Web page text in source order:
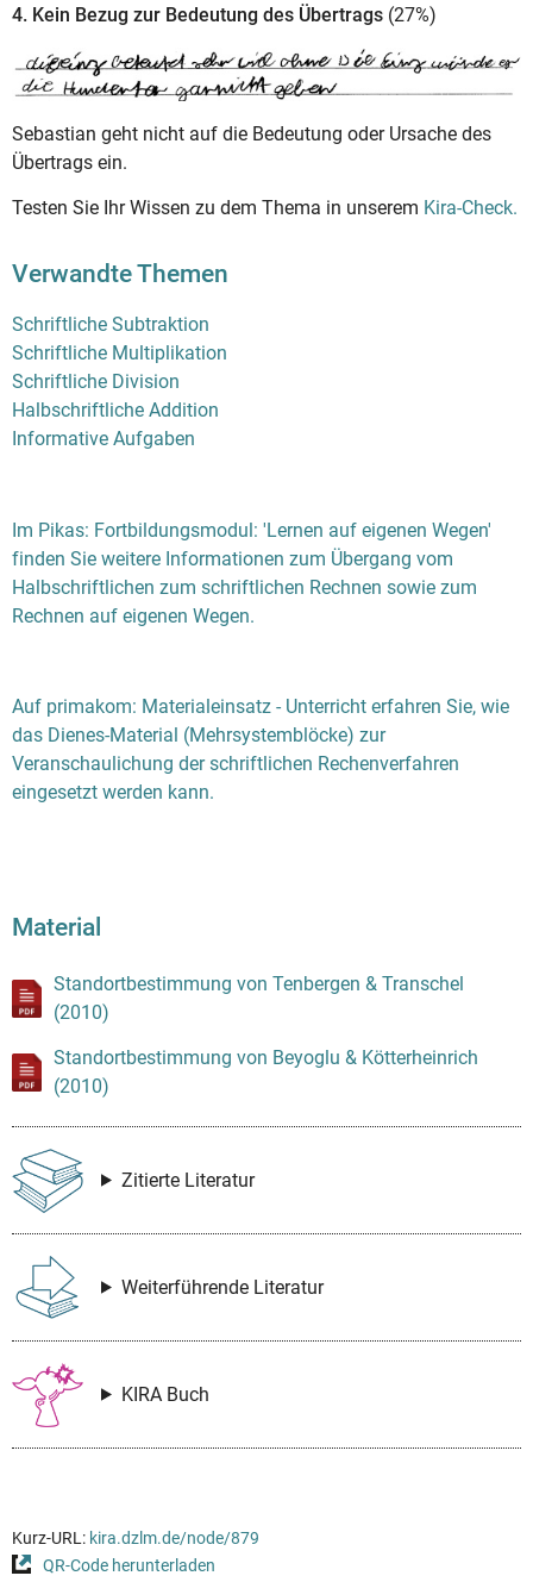
4. Kein Bezug zur Bedeutung des Übertrags (27%)
Sebastian geht nicht auf die Bedeutung oder Ursache des
Übertrags ein.
Testen Sie Ihr Wissen zu dem Thema in unserem Kira-Check.
Verwandte Themen
Schriftliche Subtraktion
Schriftliche Multiplikation
Schriftliche Division
Halbschriftliche Addition
Informative Aufgaben
Im Pikas: Fortbildungsmodul: 'Lernen auf eigenen Wegen'
finden Sie weitere Informationen zum Übergang vom
Halbschriftlichen zum schriftlichen Rechnen sowie zum
Rechnen auf eigenen Wegen.
Auf primakom: Materialeinsatz - Unterricht erfahren Sie, wie
das Dienes-Material (Mehrsystemblöcke) zur
Veranschaulichung der schriftlichen Rechenverfahren
eingesetzt werden kann.
Material
Standortbestimmung von Tenbergen & Transchel
(2010)
Standortbestimmung von Beyoglu & Kötterheinrich
(2010)
Zitierte Literatur
Weiterführende Literatur
KIRA Buch
Kurz-URL: kira.dzlm.de/node/879
QR-Code herunterladen